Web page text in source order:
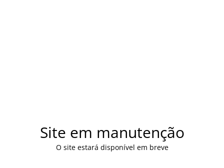
Site em manutenção
O site estará disponível em breve